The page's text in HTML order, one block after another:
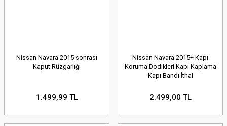
Nissan Navara 2015 sonrası
Kaput Rüzgarlığı
1.499,99 TL
Nissan Navara 2015+ Kapı
Koruma Dodikleri Kapı Kaplama
Kapı Bandı İthal
2.499,00 TL